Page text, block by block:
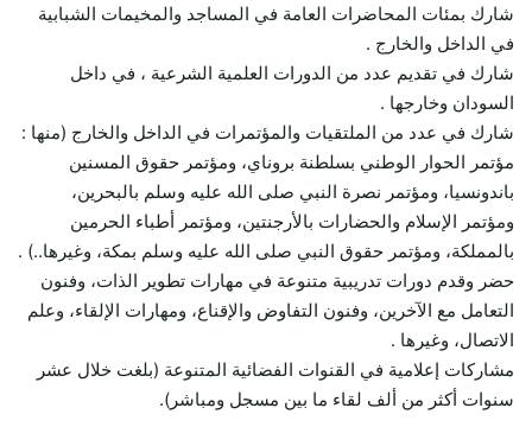
شارك بمئات المحاضرات العامة في المساجد والمخيمات الشبابية
في الداخل والخارج .
شارك في تقديم عدد من الدورات العلمية الشرعية ، في داخل
السودان وخارجها .
شارك في عدد من الملتقيات والمؤتمرات في الداخل والخارج (منها :
مؤتمر الحوار الوطني بسلطنة بروناي، ومؤتمر حقوق المسنين
باندونسيا، ومؤتمر نصرة النبي صلى الله عليه وسلم بالبحرين،
ومؤتمر الإسلام والحضارات بالأرجنتين، ومؤتمر أطباء الحرمين
بالمملكة، ومؤتمر حقوق النبي صلى الله عليه وسلم بمكة، وغيرها..) .
حضر وقدم دورات تدريبية متنوعة في مهارات تطوير الذات، وفنون
التعامل مع الآخرين، وفنون التفاوض والإقناع، ومهارات الإلقاء، وعلم
الاتصال، وغيرها .
مشاركات إعلامية في القنوات الفضائية المتنوعة (بلغت خلال عشر
سنوات أكثر من ألف لقاء ما بين مسجل ومباشر).